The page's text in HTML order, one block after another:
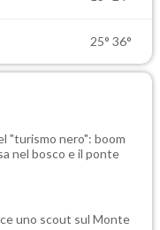
25° 36°
"turismo nero": boom
nel bosco e il ponte
uno scout sul Monte